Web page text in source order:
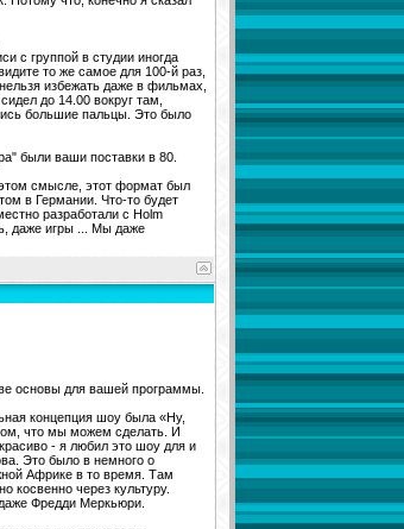
с группой в студии иногда
то же самое для 100-й раз,
избежать даже в фильмах,
до 14.00 вокруг там,
большие пальцы. Это было
были ваши поставки в 80.
смысле, этот формат был
в Германии. Что-то будет
разработали с Holm
даже игры ... Мы даже
основы для вашей программы.
концепция шоу была «Ну,
что мы можем сделать. И
- я любил это шоу для и
Это было в немного о
Африке в то время. Там
косвенно через культуру.
Фредди Меркьюри.